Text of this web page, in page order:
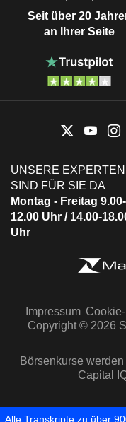
Seit über 20
an Ihrer Seite
UNSERE EXPERTEN
SIND FÜR SIE DA
Montag - Freitag 9.00-
12.00 Uhr / 14.00-
Uhr
Impressum
Copyright © 2026
Börsenkurse
Capital
Alle Transkripte zu über